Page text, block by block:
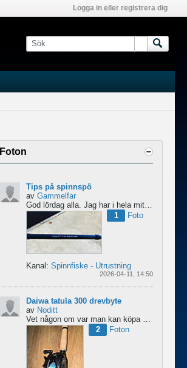
Logga in eller registrera dig
Foton
Tips på spinnspö
av Gammelfar
God lördag alla. Jag har i hela mitt liv fiskat med haspel och har för något år sedan hittat min...
1
Foto
Kanal: Spinnfiske - Utrustning
2026-04-11, 14:50
Daiwa tatula 300 drevbyte
av Noditt
Vet någon om var man kan köpa drev till den rullen så den blir lågutväxlad har en japansk 8.1 det är...
2
Foton